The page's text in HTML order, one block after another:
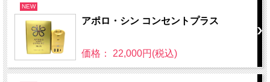
NEW
アポロ・シン コンセントプラス
価格： 22,000円(税込)